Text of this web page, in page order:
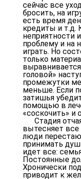
сейчас все
бросить, на
есть время
кредиты и т.д.
неприятности
проблему и на
играть. Но
только
головой»
промежутки
меньше. Если
затишья
помощью в
«соскочить» и
Стадия
вытесняет
люди
принимать
идет все:
Постоянные
Хронически
приводит к